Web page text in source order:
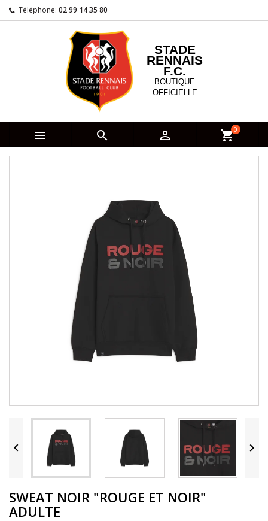
Téléphone: 02 99 14 35 80
STADE
RENNAIS
F.C.
BOUTIQUE
OFFICIELLE
   shopping_cart0
 
SWEAT NOIR "ROUGE ET NOIR"
ADULTE